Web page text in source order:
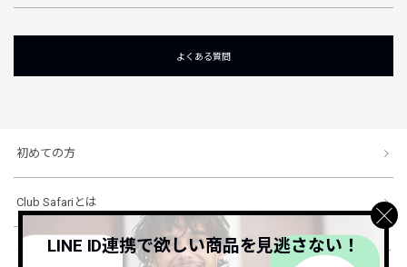
よくある質問
初めての方
Club Safariとは
ショッピングガイド
LINE ID連携で欲しい商品を見逃さない！